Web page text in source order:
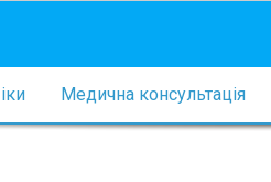
Медична консультація